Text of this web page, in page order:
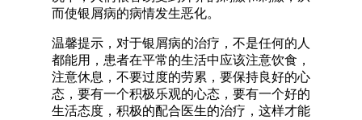
而使银屑病的病情发生恶化。
温馨提示，对于银屑病的治疗，不是任何的人
都能用，患者在平常的生活中应该注意饮食，
注意休息，不要过度的劳累，要保持良好的心
态，要有一个积极乐观的心态，要有一个好的
生活态度，积极的配合医生的治疗，这样才能